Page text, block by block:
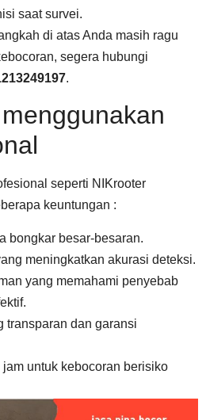
saat survei.
di atas Anda masih ragu
segera hubungi
.
seperti NIKrooter
keuntungan :
bongkar besar-besaran.
meningkatkan akurasi deteksi.
yang memahami penyebab
transparan dan garansi
jam untuk kebocoran berisiko